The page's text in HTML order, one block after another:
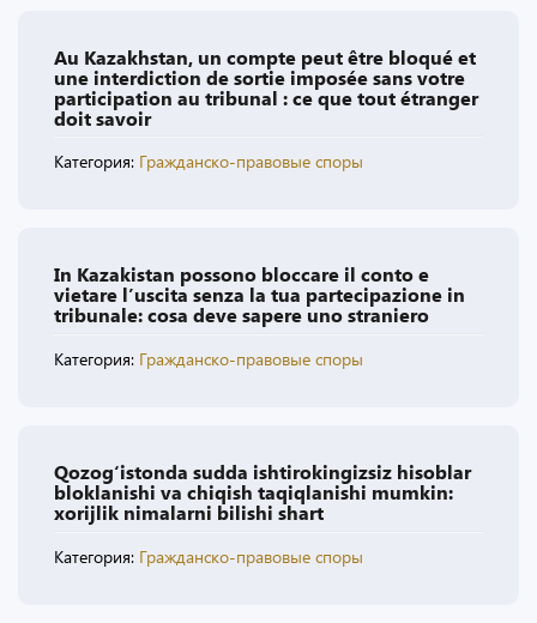
Au Kazakhstan, un compte peut être bloqué et
une interdiction de sortie imposée sans votre
participation au tribunal : ce que tout étranger
doit savoir
Категория: Гражданско-правовые споры
In Kazakistan possono bloccare il conto e
vietare l’uscita senza la tua partecipazione in
tribunale: cosa deve sapere uno straniero
Категория: Гражданско-правовые споры
Qozog‘istonda sudda ishtirokingizsiz hisoblar
bloklanishi va chiqish taqiqlanishi mumkin:
xorijlik nimalarni bilishi shart
Категория: Гражданско-правовые споры